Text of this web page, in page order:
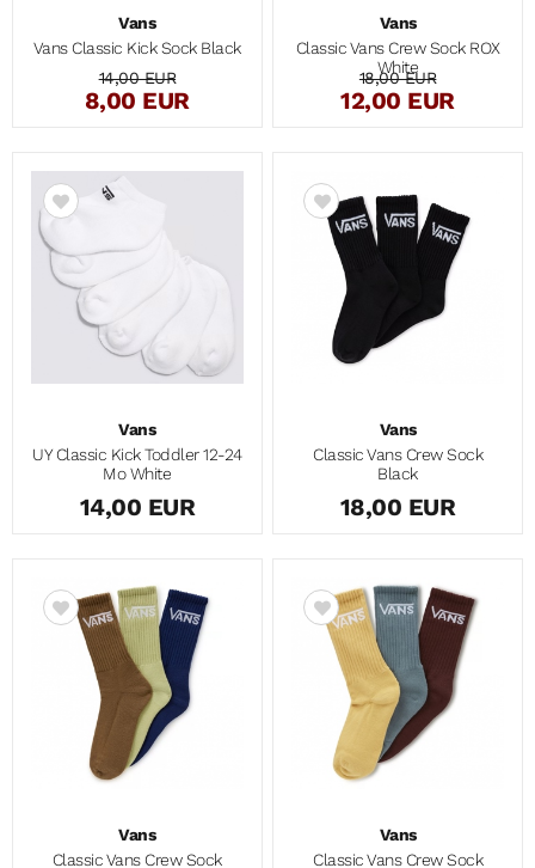
Vans
Vans Classic Kick Sock Black
14,00 EUR
8,00 EUR
Vans
Classic Vans Crew Sock ROX
White
18,00 EUR
12,00 EUR
Vans
UY Classic Kick Toddler 12-24
Mo White
14,00 EUR
Vans
Classic Vans Crew Sock
Black
18,00 EUR
Vans
Classic Vans Crew Sock
Vans
Classic Vans Crew Sock